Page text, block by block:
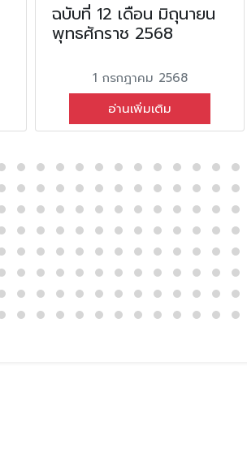
ฉบับที่ 12 เดือน มิถุนายน
พุทธศักราช 2568
1 กรกฎาคม 2568
อ่านเพิ่มเติม